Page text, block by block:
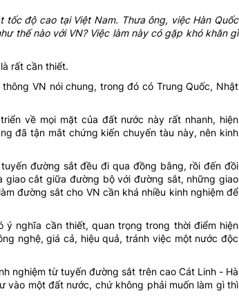
độ cao tại Việt Nam. Thưa ông, việc Hàn Quốc
thế nào với VN? Việc làm này có gặp khó khăn gì
rất cần thiết.
VN nói chung, trong đó có Trung Quốc, Nhật
về mọi mặt của đất nước này rất nhanh, hiện
đã tận mắt chứng kiến chuyến tàu này, nên kinh
đường sắt đều đi qua đồng bằng, rồi đến đồi
giao cắt giữa đường bộ với đường sắt, những giao
đường sắt cho VN cần khá nhiều kinh nghiệm để
nghĩa cần thiết, quan trọng trong thời điểm hiện
nghệ, giá cả, hiệu quả, tránh việc một nước độc
nghiệm từ tuyến đường sắt trên cao Cát Linh - Hà
một đất nước, chứ không phải muốn làm gì thì